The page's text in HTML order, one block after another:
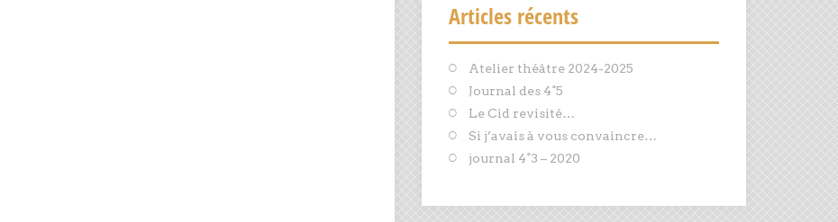
Articles récents
Atelier théâtre 2024-2025
Journal des 4°5
Le Cid revisité…
Si j’avais à vous convaincre…
journal 4°3 – 2020